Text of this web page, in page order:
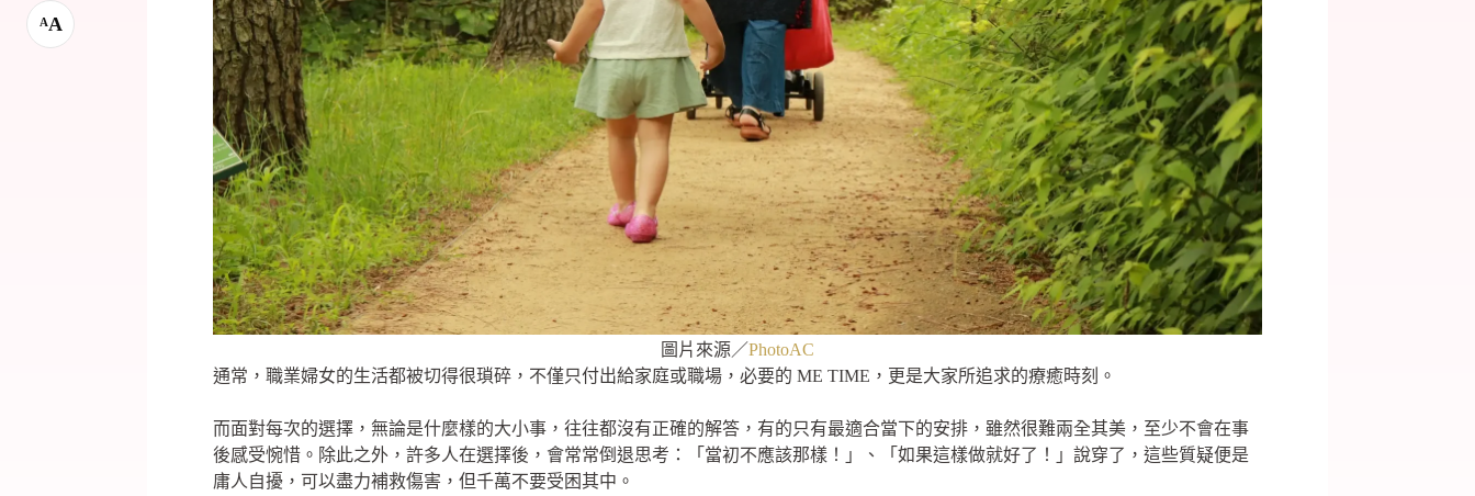
圖片來源／PhotoAC
通常，職業婦女的生活都被切得很瑣碎，不僅只付出給家庭或職場，必要的 ME TIME，更是大家所追求的療癒時刻。
而面對每次的選擇，無論是什麼樣的大小事，往往都沒有正確的解答，有的只有最適合當下的安排，雖然很難兩全其美，至少不會在事
後感受惋惜。除此之外，許多人在選擇後，會常常倒退思考：「當初不應該那樣！」、「如果這樣做就好了！」說穿了，這些質疑便是
庸人自擾，可以盡力補救傷害，但千萬不要受困其中。
AA